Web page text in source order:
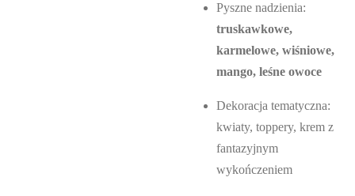
Pyszne nadzienia:
truskawkowe,
karmelowe, wiśniowe,
mango, leśne owoce
Dekoracja tematyczna:
kwiaty, toppery, krem z
fantazyjnym
wykończeniem